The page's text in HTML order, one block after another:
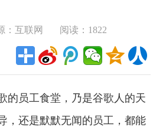
隔了张饭卡的
：互联网 阅读：1822
的员工食堂，乃是谷歌人的天
，还是默默无闻的员工，都能